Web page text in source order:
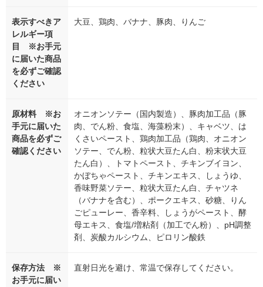
表示すべきア
レルギー項
目 ※お手元
に届いた商品
を必ずご確認
ください
大豆、鶏肉、バナナ、豚肉、りんご
原材料 ※お
手元に届いた
商品を必ずご
確認ください
オニオンソテー（国内製造）、豚肉加工品（豚
肉、でん粉、食塩、海藻粉末）、キャベツ、は
くさいペースト、鶏肉加工品（鶏肉、オニオン
ソテー、でん粉、粒状大豆たん白、粉末状大豆
たん白）、トマトペースト、チキンブイヨン、
かぼちゃペースト、チキンエキス、しょうゆ、
香味野菜ソテー、粒状大豆たん白、チャツネ
（バナナを含む）、ポークエキス、砂糖、りん
ごピューレー、香辛料、しょうがペースト、酵
母エキス、食塩/増粘剤（加工でん粉）、pH調整
剤、炭酸カルシウム、ピロリン酸鉄
保存方法 ※
お手元に届い
直射日光を避け、常温で保存してください。